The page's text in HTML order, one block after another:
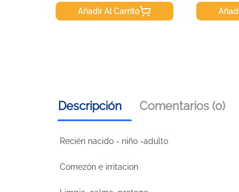
Añadir Al Carrito
Descripción Comentarios (0)
Recién nacido - niño -adulto
Comezón e irritacion